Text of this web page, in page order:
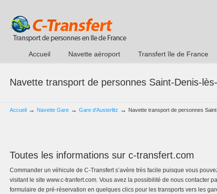
Accueil Navette aéroport Transfert île de France
Navette transport de personnes Saint-Denis-
Accueil → Navette Gare → Gare d'Austerlitz → Navette transport de personnes
Toutes les informations sur c-transfert.com
Commander un véhicule de C-Transfert s’avère très facile puisque vous
visitant le site www.c-tranfert.com. Vous avez la possibilité de nous contacter
formulaire de pré-réservation en quelques clics pour les transports vers les